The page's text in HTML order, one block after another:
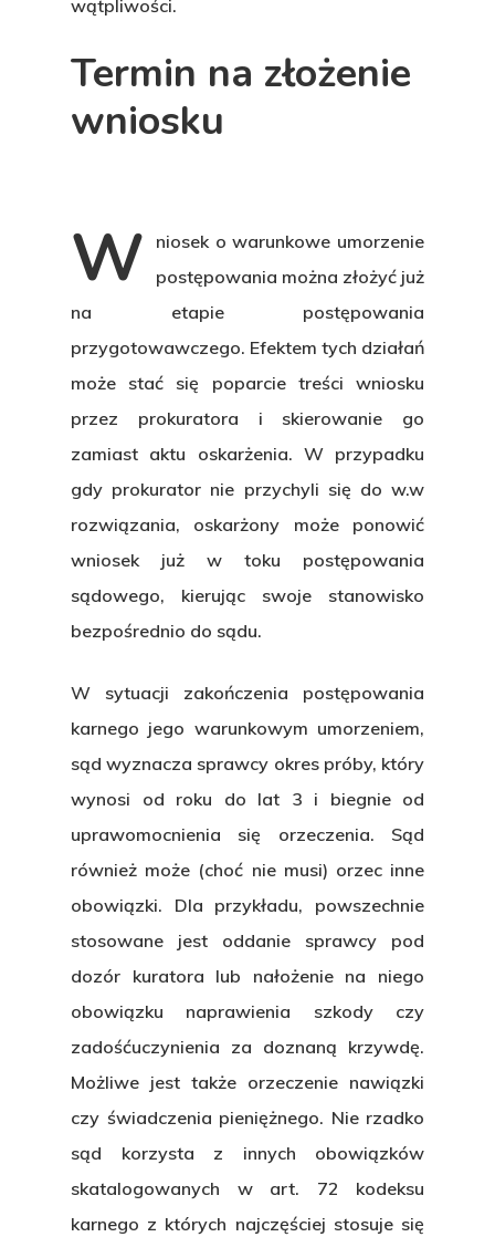
wątpliwości.
Termin na złożenie
wniosku
W nioseko warunkowe umorzenie
postępowania można złożyć już
na etapie postępowania
przygotowawczego. Efektem tych działań
może stać się poparcie treści wniosku
przez prokuratora i skierowanie go
zamiast aktu oskarżenia. W przypadku
gdy prokurator nie przychyli się do w.w
rozwiązania, oskarżony może ponowić
wniosek już w toku postępowania
sądowego, kierując swoje stanowisko
bezpośrednio do sądu.
W sytuacji zakończenia postępowania
karnego jego warunkowym umorzeniem,
sąd wyznacza sprawcy okres próby, który
wynosi od roku do lat 3 i biegnie od
uprawomocnienia się orzeczenia. Sąd
również może (choć nie musi) orzecinne
obowiązki. Dla przykładu, powszechnie
stosowane jest oddanie sprawcy pod
dozór kuratora lub nałożenie na niego
obowiązku naprawienia szkody czy
zadośćuczynienia za doznaną krzywdę.
Możliwe jest także orzeczenie nawiązki
czy świadczenia pieniężnego. Nie rzadko
sąd korzysta z innych obowiązków
skatalogowanych w art. 72 kodeksu
karnego z których najczęściej stosuje się
Specjalizacje
Aktualności
Kontakt
O Kancelarii
Specjalizacje
Zasady
świadczenia
Aktualności